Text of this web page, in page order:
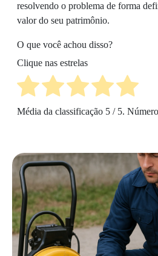
resolvendo o problema de forma
valor do seu patrimônio.
O que você achou disso?
Clique nas estrelas
Média da classificação 5 / 5.